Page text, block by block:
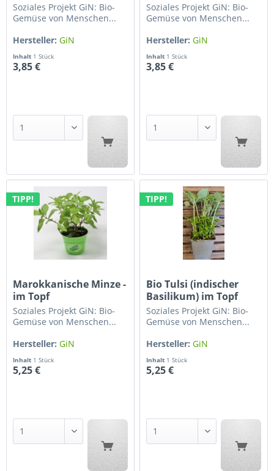
Soziales Projekt GiN: Bio-
Gemüse von Menschen...
Hersteller: GiN
Inhalt 1 Stück
3,85 €
Soziales Projekt GiN: Bio-
Gemüse von Menschen...
Hersteller: GiN
Inhalt 1 Stück
3,85 €
TIPP!
Marokkanische Minze -
im Topf
Soziales Projekt GiN: Bio-
Gemüse von Menschen...
Hersteller: GiN
Inhalt 1 Stück
5,25 €
TIPP!
Bio Tulsi (indischer
Basilikum) im Topf
Soziales Projekt GiN: Bio-
Gemüse von Menschen...
Hersteller: GiN
Inhalt 1 Stück
5,25 €